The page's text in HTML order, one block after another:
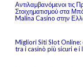
Αντιλαμβανόμενοι τις
Στοιχηματισμού στα
Malina Casino στην
Migliori Siti Slot
tra i casinò più sicuri e i